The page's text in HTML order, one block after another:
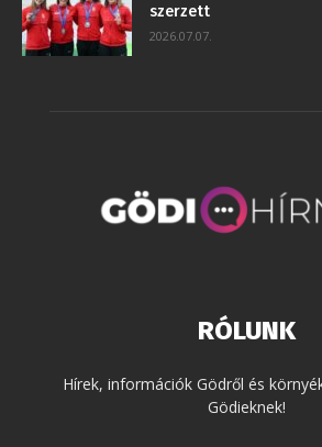
szerzett
2026.07.07.
RÓLUNK
Hírek, információk Gödről és
Gödieknek!